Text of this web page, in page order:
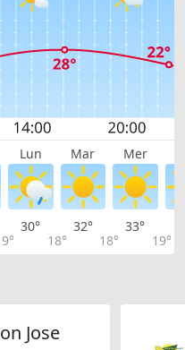
Lun Mar Mer
30°
18°
32°
18°
33°
19°
Jose